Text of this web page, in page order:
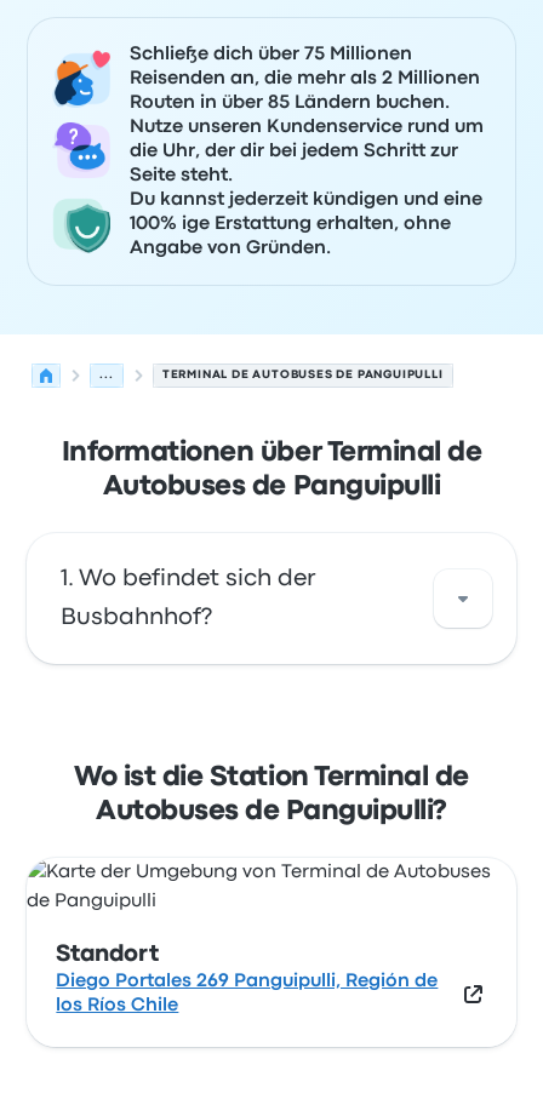
Schließe dich über 75 Millionen
Reisenden an, die mehr als 2 Millionen
Routen in über 85 Ländern buchen.
Nutze unseren Kundenservice rund um
die Uhr, der dir bei jedem Schritt zur
Seite steht.
Du kannst jederzeit kündigen und eine
100% ige Erstattung erhalten, ohne
Angabe von Gründen.
... TERMINAL DE AUTOBUSES DE PANGUIPULLI
Informationen über Terminal de
Autobuses de Panguipulli
Wo befindet sich der
Busbahnhof?
Región de los Ríos Chile. Sehen Sie sich den
Standort dieser Bushaltestelle in Panguipulli
auf einer Karte an.
Wo ist die Station Terminal de
Autobuses de Panguipulli?
Standort
Diego Portales 269 Panguipulli, Región de
los Ríos Chile